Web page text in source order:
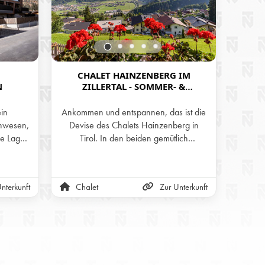
Lage
und
CHALET HAINZENBERG IM
ZILLERTAL - SOMMER- &
TIROLS
Ankommen und entspannen, das ist die
Devise des Chalets Hainzenberg in
Tirol. In den beiden gemütlich
Aussicht auf die Zillertaler Alpen kann
man sich nur wohlfühlen.
Chalet Zur Unterkunft